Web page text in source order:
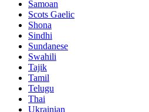
Samoan
Scots Gaelic
Shona
Sindhi
Sundanese
Swahili
Tajik
Tamil
Telugu
Thai
Ukrainian